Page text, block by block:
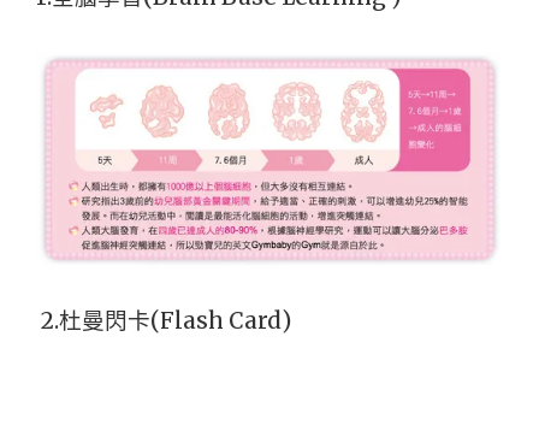
2.杜曼閃卡(Flash Card)